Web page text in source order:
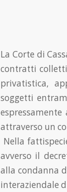
La Corte di
contratti
privatistica,
soggetti
attraverso un
Nella
avverso il
alla condanna
interaziendale